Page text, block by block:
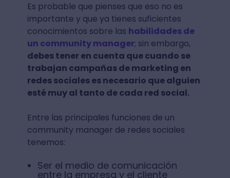
Es probable que pienses que eso no es
importante y que ya tienes suficientes
conocimientos sobre las habilidades de
un community manager; sin embargo,
debes tener en cuenta que cuando se
trabajan campañas de marketing en
redes sociales es necesario que alguien
esté muy al tanto de cada red social.
Entre las principales funciones de un
community manager de redes sociales
tenemos:
Ser el medio de comunicación
entre la empresa y el cliente